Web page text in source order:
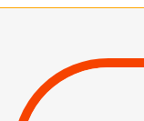
VIOLATIONS DES